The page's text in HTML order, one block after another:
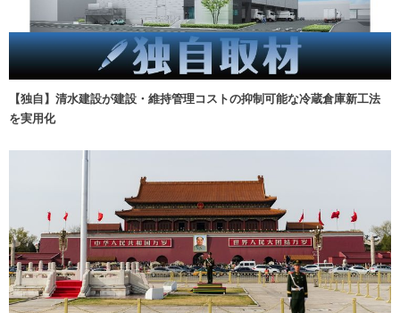
【独自】清水建設が建設・維持管理コストの抑制可能な冷蔵倉庫新工法
を実用化